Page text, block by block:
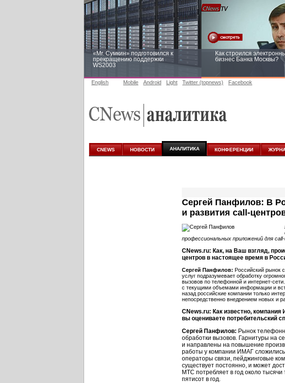
«Mr. Сумкин» подготовился к
прекращению поддержки
WS2003
Как строился
бизнес Банка Москвы?
аналитике
English Mobile Android Light Twitter (topnews) Facebook
CNEWS НОВОСТИ АНАЛИТИКА КОНФЕРЕНЦИИ
Сергей Панфилов: В
и развития call-
профессиональных приложений для
CNews.ru: Как, на Ваш взгляд,
центров в настоящее время в
Сергей Панфилов: Российский рынок
услуг подразумевает обработку
вызовов по телефонной и интернет-
с текущими объемами информации и
назад российские компании только
непосредственно внедрением новых и
CNews.ru: Как известно,
вы оцениваете потребительский
Сергей Панфилов: Рынок
обработки вызовов. Гарнитуры на
и направлены на повышение
работы у компании ИМАГ
операторы связи, пейджинговые
существует постоянно, и может
МТС потребляет в год около
пятисот в год.